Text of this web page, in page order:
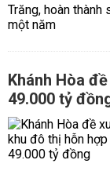
Khánh Hòa
49.000 tỷ